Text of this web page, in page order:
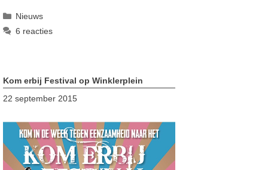
Categorieën
Nieuws
6 reacties
Kom erbij Festival op Winklerplein
22 september 2015